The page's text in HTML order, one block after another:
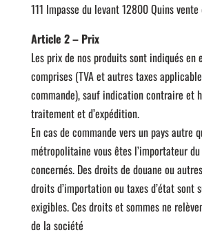
111 Impasse du levant 12800 Quins
Article 2 – Prix
Les prix de nos produits sont indiqués en
comprises (TVA et autres taxes
commande), sauf indication contraire et
traitement et d’expédition.
En cas de commande vers un pays autre
métropolitaine vous êtes l’importateur
concernés. Des droits de douane ou
droits d’importation ou taxes d’état sont
exigibles. Ces droits et sommes ne
de la société